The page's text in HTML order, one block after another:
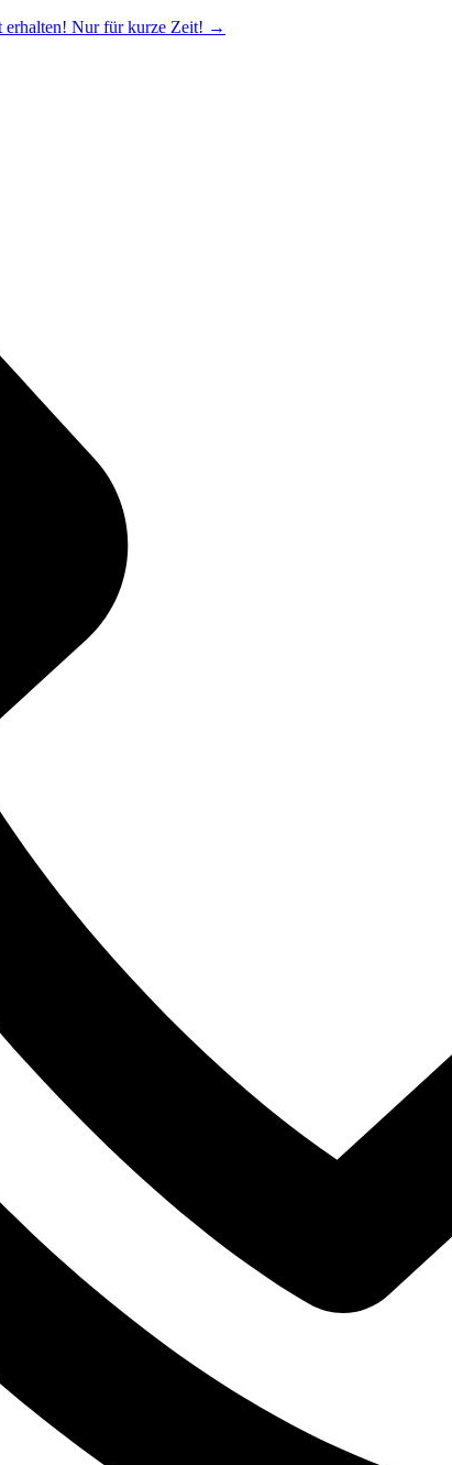
erhalten! Nur für kurze Zeit! →